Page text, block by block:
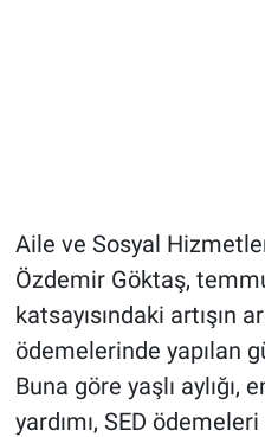
Aile ve Sosyal
Özdemir Göktaş,
katsayısındaki artışın
ödemelerinde yapılan
Buna göre yaşlı aylığı,
yardımı, SED